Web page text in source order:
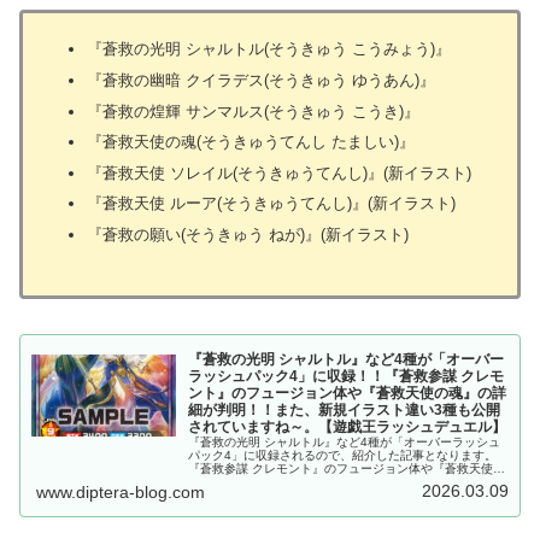
『蒼救の光明 シャルトル(そうきゅう こうみょう)』
『蒼救の幽暗 クイラデス(そうきゅう ゆうあん)』
『蒼救の煌輝 サンマルス(そうきゅう こうき)』
『蒼救天使の魂(そうきゅうてんし たましい)』
『蒼救天使 ソレイル(そうきゅうてんし)』(新イラスト)
『蒼救天使 ルーア(そうきゅうてんし)』(新イラスト)
『蒼救の願い(そうきゅう ねが)』(新イラスト)
『蒼救の光明 シャルトル』など4種が「オーバー
ラッシュパック4」に収録！！『蒼救参謀 クレモ
ント』のフュージョン体や『蒼救天使の魂』の詳
細が判明！！また、新規イラスト違い3種も公開
されていますね～。【遊戯王ラッシュデュエル】
『蒼救の光明 シャルトル』など4種が「オーバーラッシュ
パック4」に収録されるので、紹介した記事となります。
『蒼救参謀 クレモント』のフュージョン体や『蒼救天使の
されていますね～。【遊戯王ラッシュデュエル】
www.diptera-blog.com 2026.03.09